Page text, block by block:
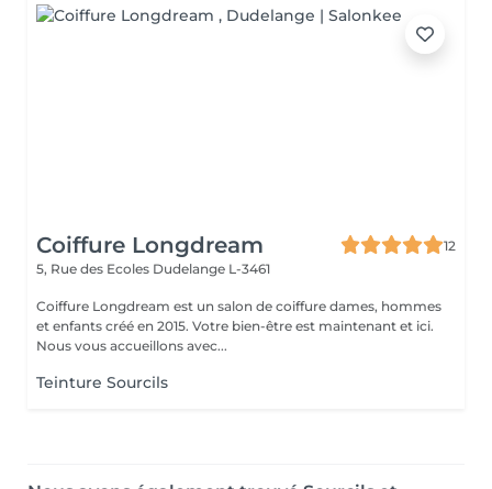
Coiffure Longdream
12
5, Rue des Ecoles Dudelange L-3461
Coiffure Longdream est un salon de coiffure dames, hommes
et enfants créé en 2015. Votre bien-être est maintenant et ici.
Nous vous accueillons avec...
Teinture Sourcils